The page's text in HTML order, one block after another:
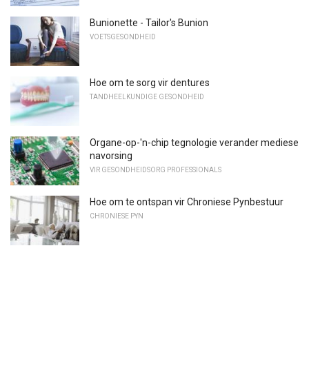
Bunionette - Tailor's Bunion
VOETSGESONDHEID
Hoe om te sorg vir dentures
TANDHEELKUNDIGE GESONDHEID
Organe-op-'n-chip tegnologie verander mediese
navorsing
VIR GESONDHEIDSORG PROFESSIONALS
Hoe om te ontspan vir Chroniese Pynbestuur
CHRONIESE PYN